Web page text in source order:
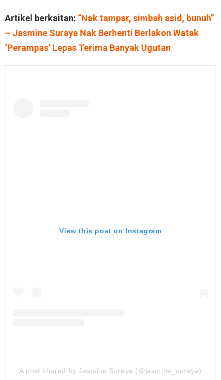
Artikel berkaitan: “Nak tampar, simbah asid, bunuh”
– Jasmine Suraya Nak Berhenti Berlakon Watak
‘Perampas’ Lepas Terima Banyak Ugutan
View this post on Instagram
A post shared by Jasmine Suraya (@jasmine_suraya)